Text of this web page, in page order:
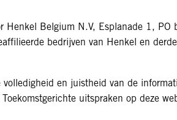
Henkel Belgium N.V, Esplanade 1,
bedrijven van Henkel en
en juistheid van de
uitspraken op deze